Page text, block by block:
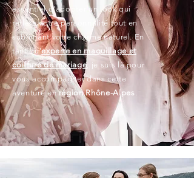
essentiel d'adopter un look qui
reflète votre personnalité tout en
sublimant votre charme naturel. En
tant qu'experte en maquillage et
coiffure de mariage, je suis là pour
vous accompagner dans cette
aventure enrégion Rhône-Alpes .